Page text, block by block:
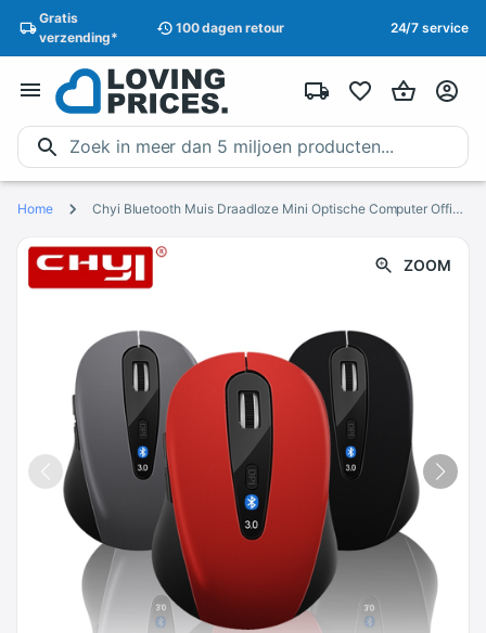
Gratis
verzending*
100 dagen retour 24/7 service
Home Chyi Bluetooth Muis Draadloze Mini Optische Computer Office Muizen 800/1200/1600 Dpi 5 Knoppen Bt 3.0 Muis Voor Laptop notebook
ZOOM